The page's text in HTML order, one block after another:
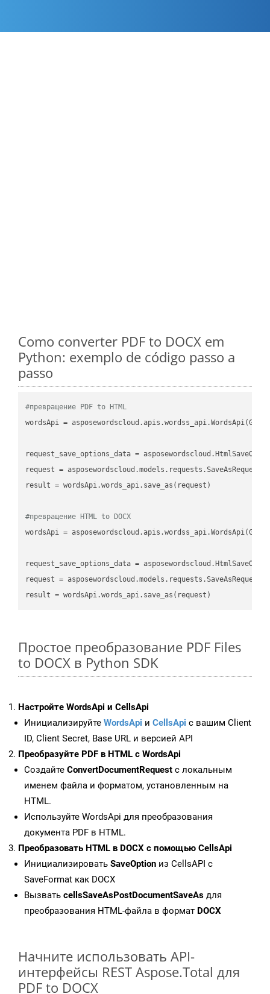
Como converter PDF to DOCX em
Python: exemplo de código passo a
passo
#превращение PDF to HTML
wordsApi =
request_save_options_data =
request
result = wordsApi.words_api.save_as(request)
#превращение HTML to DOCX
wordsApi =
request_save_options_data =
request
result
Простое преобразование PDF Files
to DOCX в Python SDK
Настройте WordsApi и CellsApi
Инициализируйте WordsApi и CellsApi с вашим Client
ID, Client Secret, Base URL и версией API
Преобразуйте PDF в HTML с WordsApi
Создайте ConvertDocumentRequest с локальным
именем файла и форматом, установленным на
HTML.
Используйте WordsApi для преобразования
документа PDF в HTML.
Преобразовать HTML в DOCX с помощью CellsApi
Инициализировать SaveOption из CellsAPI с
SaveFormat как DOCX
Вызвать cellsSaveAsPostDocumentSaveAs для
преобразования HTML-файла в формат DOCX
Начните использовать API-
интерфейсы REST Aspose.Total для
PDF to DOCX